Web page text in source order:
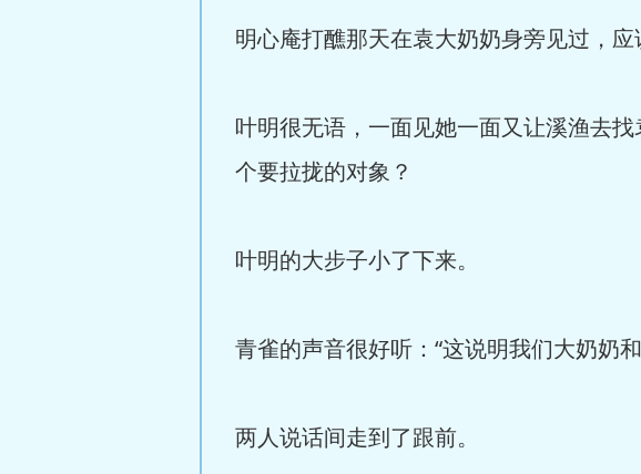
明心庵打醮那天在袁大奶奶身旁见过，应
叶明很无语，一面见她一面又让溪渔去
个要拉拢的对象？
叶明的大步子小了下来。
青雀的声音很好听：“这说明我们大奶奶
两人说话间走到了跟前。